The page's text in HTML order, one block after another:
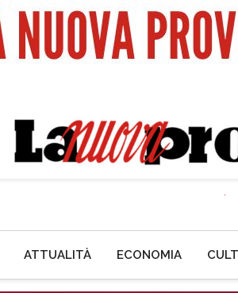
ATTUALITÀ ECONOMIA